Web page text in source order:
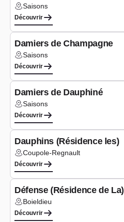
Lieu :Saisons
Découvrir
Damiers de Champagne
Lieu :Saisons
Découvrir
Damiers de Dauphiné
Lieu :Saisons
Découvrir
Dauphins (Résidence les)
Lieu :Coupole-Regnault
Découvrir
Défense (Résidence de La)
Lieu :Boieldieu
Découvrir